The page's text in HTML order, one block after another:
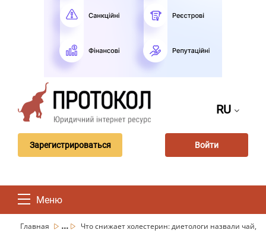
RU
Зарегистрироваться Войти
Меню
Главная ...
Что снижает холестерин: диетологи назвали чай,